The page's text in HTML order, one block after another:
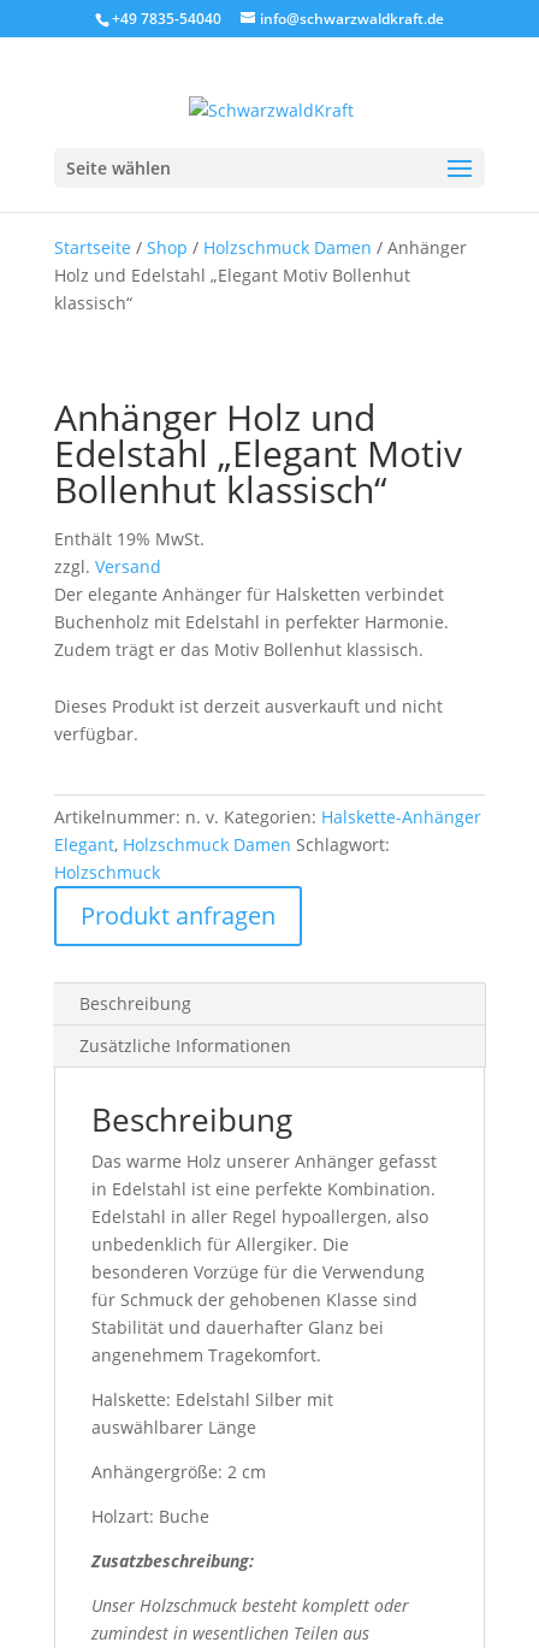
+49 7835-54040 info@schwarzwaldkraft.de
Seite wählen
Startseite / Shop / Holzschmuck Damen / Anhänger
Holz und Edelstahl „Elegant Motiv Bollenhut
klassisch“
Anhänger Holz und
Edelstahl „Elegant Motiv
Bollenhut klassisch“
Enthält 19% MwSt.
zzgl. Versand
Der elegante Anhänger für Halsketten verbindet
Buchenholz mit Edelstahl in perfekter Harmonie.
Zudem trägt er das Motiv Bollenhut klassisch.
Dieses Produkt ist derzeit ausverkauft und nicht
verfügbar.
Artikelnummer: n. v. Kategorien: Halskette-Anhänger
Elegant, Holzschmuck Damen Schlagwort:
Holzschmuck
Produkt anfragen
Beschreibung
Zusätzliche Informationen
Beschreibung
Das warme Holz unserer Anhänger gefasst
in Edelstahl ist eine perfekte Kombination.
Edelstahl in aller Regel hypoallergen, also
unbedenklich für Allergiker. Die
besonderen Vorzüge für die Verwendung
für Schmuck der gehobenen Klasse sind
Stabilität und dauerhafter Glanz bei
angenehmem Tragekomfort.
Halskette: Edelstahl Silber mit
auswählbarer Länge
Anhängergröße: 2 cm
Holzart: Buche
Zusatzbeschreibung:
Unser Holzschmuck besteht komplett oder
zumindest in wesentlichen Teilen aus